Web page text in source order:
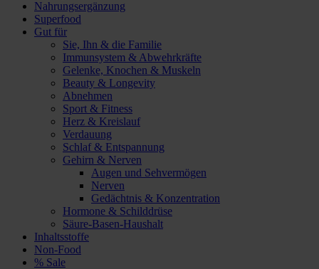
Nahrungsergänzung
Superfood
Gut für
Sie, Ihn & die Familie
Immunsystem & Abwehrkräfte
Gelenke, Knochen & Muskeln
Beauty & Longevity
Abnehmen
Sport & Fitness
Herz & Kreislauf
Verdauung
Schlaf & Entspannung
Gehirn & Nerven
Augen und Sehvermögen
Nerven
Gedächtnis & Konzentration
Hormone & Schilddrüse
Säure-Basen-Haushalt
Inhaltsstoffe
Non-Food
% Sale